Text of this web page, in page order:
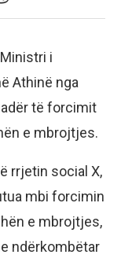
Ministri i
Athinë nga
të forcimit
e mbrojtjes.
rrjetin social X,
mbi forcimin
e mbrojtjes,
ndërkombëtar